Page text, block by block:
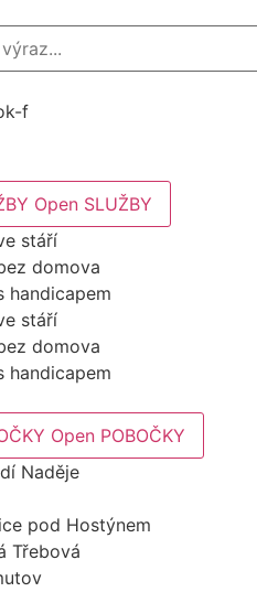
f
Open SLUŽBY
stáří
domova
handicapem
stáří
domova
handicapem
Open POBOČKY
Naděje
pod Hostýnem
Třebová